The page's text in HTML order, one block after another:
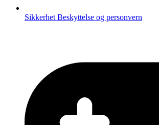
Sikkerhet Beskyttelse og personvern